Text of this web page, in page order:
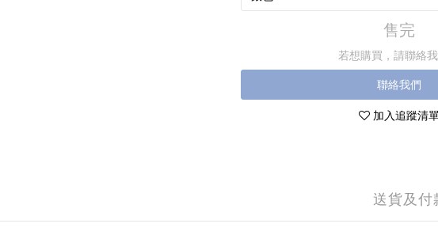
售完
若想購買，請聯絡我
聯絡我們
加入追蹤清
送貨及付